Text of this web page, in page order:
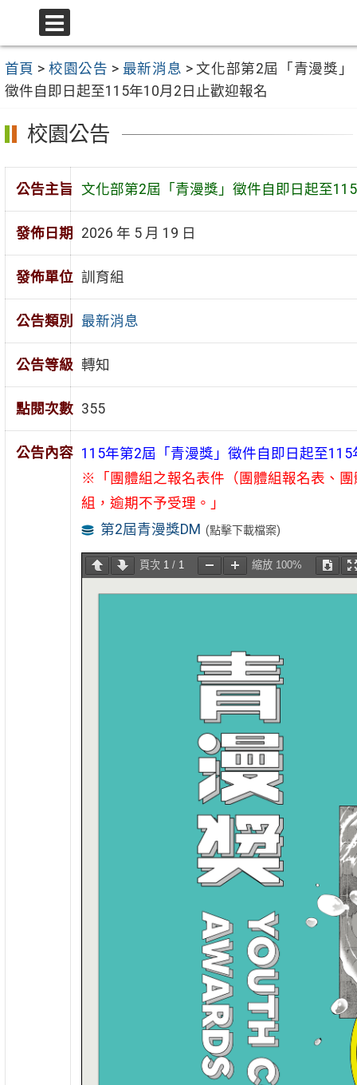
要
內
容
區
選
單
首頁 > 校園公告 > 最新消息 >文化部第2屆「青漫獎」
徵件自即日起至115年10月2日止歡迎報名
校園公告
公告主旨 文化部第2屆「青漫獎」徵件自即日起至
發佈日期 2026 年 5 月 19 日
發佈單位 訓育組
公告類別 最新消息
公告等級 轉知
點閱次數 355
公告內容 115年第2屆「青漫獎」徵件自即日起至115
※「團體組之報名表件（團體組報名表、
組，逾期不予受理。」
第2屆青漫獎DM (點擊下載檔案)
頁次 1 / 1 縮放 100%